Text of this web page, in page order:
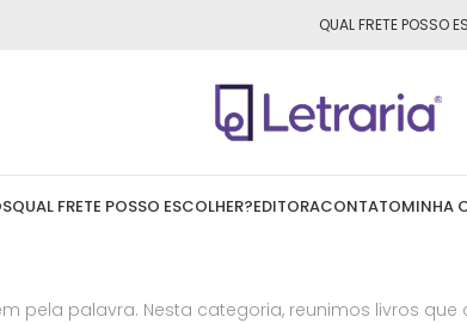
para todo o Brasil
QUAL FRETE POSSO
QUAL FRETE POSSO ESCOLHER?EDITORACONTATOMINHA
pela palavra. Nesta categoria, reunimos livros